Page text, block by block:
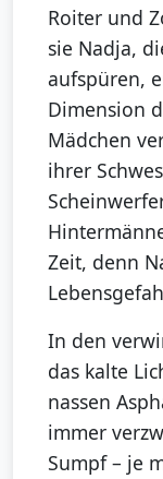
Roiter und
sie Nadja,
aufspüren,
Dimension
Mädchen
ihrer
Zeit, denn
In den
das kalte
nassen
immer
Sumpf – je